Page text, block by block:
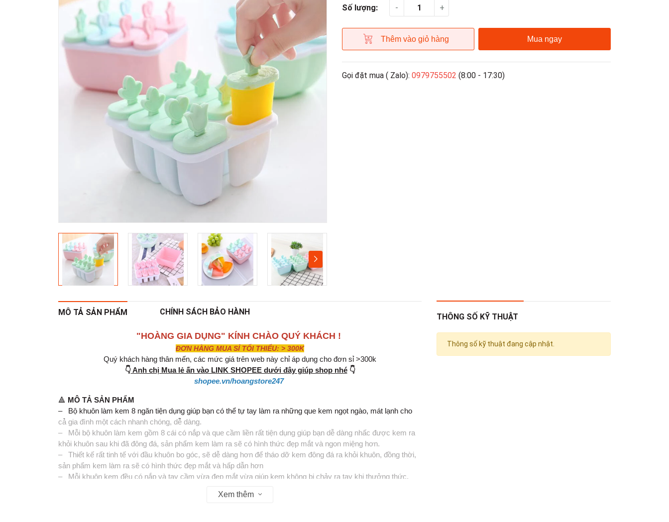
Số lượng: - +
Thêm vào giỏ hàng Mua ngay
Gọi đặt mua ( Zalo): 0979755502 (8:00 - 17:30)
MÔ TẢ SẢN PHẨM CHÍNH SÁCH BẢO HÀNH
"HOÀNG GIA DỤNG" KÍNH CHÀO QUÝ KHÁCH !
ĐƠN HÀNG MUA SỈ TỐI THIỂU: > 300K
Quý khách hàng thân mến, các mức giá trên web này chỉ áp dụng cho đơn sỉ >300k
👇Anh chị Mua lẻ ấn vào LINK SHOPEE dưới đây giúp shop nhé👇
shopee.vn/hoangstore247
🔺 MÔ TẢ SẢN PHẨM
– Bộ khuôn làm kem 8 ngăn tiện dụng giúp bạn có thể tự tay làm ra những que kem ngọt ngào, mát lạnh cho
cả gia đình một cách nhanh chóng, dễ dàng.
– Mỗi bộ khuôn làm kem gồm 8 cái có nắp và que cầm liền rất tiện dụng giúp bạn dễ dàng nhấc được kem ra
khỏi khuôn sau khi đã đông đá, sản phẩm kem làm ra sẽ có hình thức đẹp mắt và ngon miệng hơn.
– Thiết kế rất tinh tế với đầu khuôn bo góc, sẽ dễ dàng hơn để tháo dỡ kem đông đá ra khỏi khuôn, đồng thời,
sản phẩm kem làm ra sẽ có hình thức đẹp mắt và hấp dẫn hơn
– Mỗi khuôn kem đều có nắp và tay cầm vừa đẹp mắt vừa giúp kem không bị chảy ra tay khi thưởng thức.
Xem thêm
THÔNG SỐ KỸ THUẬT
Thông số kỹ thuật đang cập nhật.